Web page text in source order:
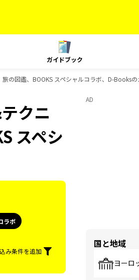
ガイドブック
の図鑑、BOOKS スペシャルコラボ、D-Books
クニ
スペシ
ラボ
み条件を追加
AD
国と地域
ヨーロ